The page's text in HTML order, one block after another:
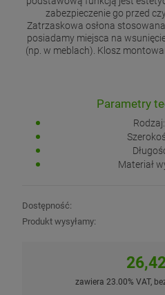
zabezpieczenie go przed
Zatrzaskowa osłona
posiadamy miejsca na
(np. w meblach). Klosz
Parametry
Rodzaj:
Materiał
Dostępność:
Produkt wysyłamy:
zawiera 23.00% VAT,